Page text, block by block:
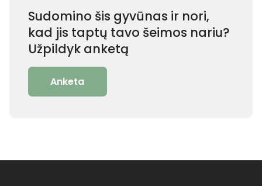
Sudomino šis gyvūnas ir nori,
kad jis taptų tavo šeimos nariu?
Užpildyk anketą
Anketa